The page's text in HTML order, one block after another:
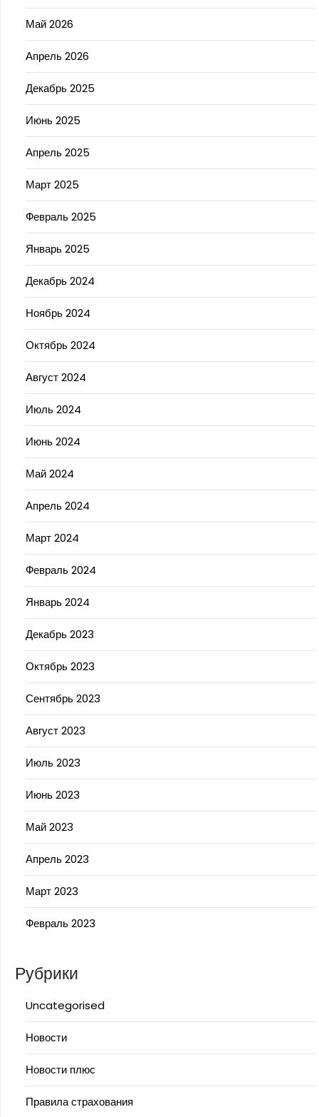
Май 2026
Апрель 2026
Декабрь 2025
Июнь 2025
Апрель 2025
Март 2025
Февраль 2025
Январь 2025
Декабрь 2024
Ноябрь 2024
Октябрь 2024
Август 2024
Июль 2024
Июнь 2024
Май 2024
Апрель 2024
Март 2024
Февраль 2024
Январь 2024
Декабрь 2023
Октябрь 2023
Сентябрь 2023
Август 2023
Июль 2023
Июнь 2023
Май 2023
Апрель 2023
Март 2023
Февраль 2023
Рубрики
Uncategorised
Новости
Новости плюс
Правила страхования